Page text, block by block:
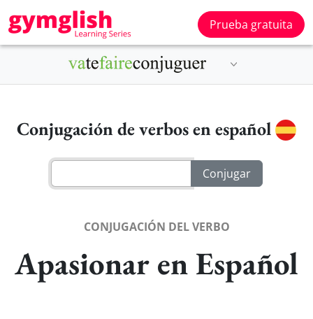
Prueba gratuita
Conjugación de verbos en español
CONJUGACIÓN DEL VERBO
Apasionar en Español